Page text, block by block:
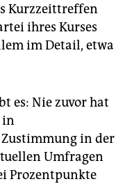
Kurzzeittreffen
ihres Kurses
im Detail, etwa
es: Nie zuvor hat
in
in der
Umfragen
Prozentpunkte